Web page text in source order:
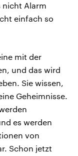
nicht Alarm
einfach so
mit der
und das wird
Sie wissen,
Geheimnisse.
es werden
von
Schon jetzt